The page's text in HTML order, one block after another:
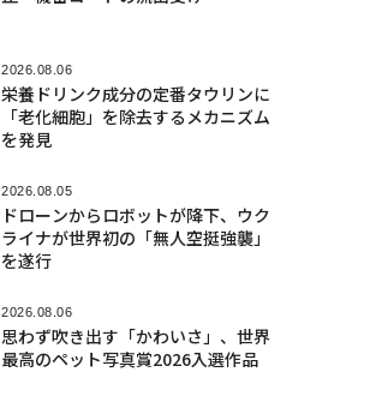
2026.08.06
栄養ドリンク成分の定番タウリンに
「老化細胞」を除去するメカニズム
を発見
2026.08.05
ドローンからロボットが降下、ウク
ライナが世界初の「無人空挺強襲」
を遂行
2026.08.06
思わず吹き出す「かわいさ」、世界
最高のペット写真賞2026入選作品